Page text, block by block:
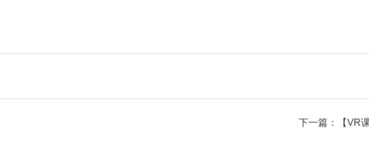
下一篇： 【VR